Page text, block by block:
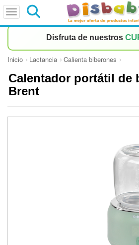
Disfruta de nuestros
Inicio Lactancia Calienta biberones
Calentador portátil de
Brent